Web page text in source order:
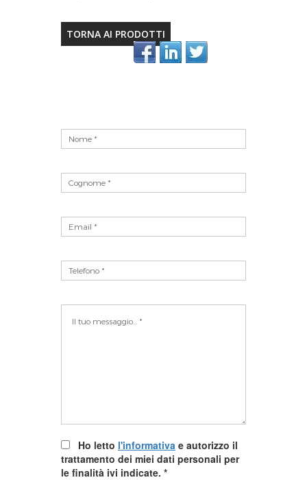
TORNA AI PRODOTTI
Ho letto l'informativa e autorizzo il
trattamento dei miei dati personali per
le finalità ivi indicate. *